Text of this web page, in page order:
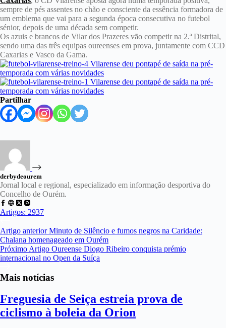
sempre de pés assentes no chão e consciente da essência formadora de
um emblema que vai para a segunda época consecutiva no futebol
sénior, depois de uma década sem competir.
Os azuis e brancos de Vilar dos Prazeres vão competir na 2.ª Distrital,
sendo uma das três equipas oureenses em prova, juntamente com CCD
Caxarias e Vasco da Gama.
Partilhar
derbydeourem
Jornal local e regional, especializado em informação desportiva do
Concelho de Ourém.
Artigos: 2937
Artigo anteriorMinuto de Silêncio e fumos negros na Caridade:
Chalana homenageado em Ourém
Próximo Artigo Oureense Diogo Ribeiro conquista prémio
internacional no Open da Suíça
Mais notícias
Freguesia de Seiça estreia prova de
ciclismo à boleia da Orion